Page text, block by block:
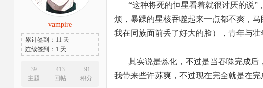
vampire
累计签到：11 天
连续签到：1 天
39
主题
413
回帖
-91
积分
“这种将死的恒星看着就很讨厌的说
烦，暴躁的星核吞噬起来一点都不爽，
我在同族面前丢了好大的脸），青年与
其实说是炼化，不过是当吞噬完成
我带来些许苏爽，不过现在完全就是在完